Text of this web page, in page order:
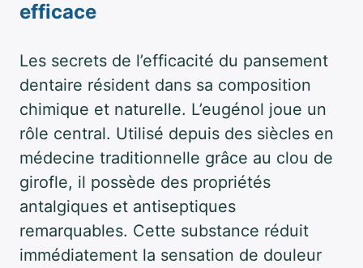
efficace
Les secrets de l’efficacité du pansement
dentaire résident dans sa composition
chimique et naturelle. L’eugénol joue un
rôle central. Utilisé depuis des siècles en
médecine traditionnelle grâce au clou de
girofle, il possède des propriétés
antalgiques et antiseptiques
remarquables. Cette substance réduit
immédiatement la sensation de douleur